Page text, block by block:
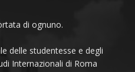
di ognuno.
delle studentesse e degli
Internazionali di Roma